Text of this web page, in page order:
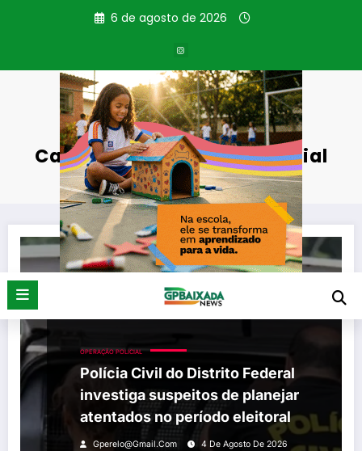
6 de agosto de 2026
Categoria: Operação Policial
Página inicial Operação Policial
OPERAÇÃO POLICIAL
Polícia Civil do Distrito Federal
investiga suspeitos de planejar
atentados no período eleitoral
Gperelo@gmail.com
4 De Agosto De 2026